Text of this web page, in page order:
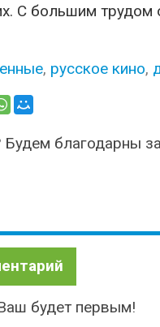
С большим
, русское кино,
благодарны
будет первым!